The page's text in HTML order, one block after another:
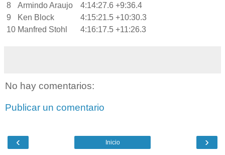
8
Armindo Araujo 4:14:27.6 +9:36.4
9
Ken Block 4:15:21.5 +10:30.3
10 Manfred Stohl 4:16:17.5 +11:26.3
No hay comentarios:
Publicar un comentario
‹ ›
Inicio